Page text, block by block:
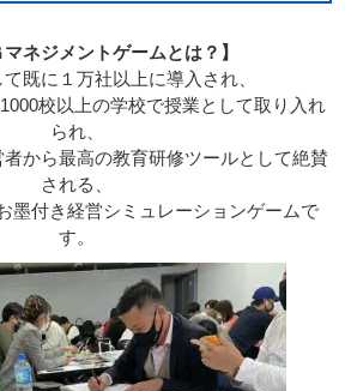
マネジメントゲームとは？】
既に１万社以上に導入され、
校以上の学校で授業として取り入れ
られ、
から最高の教育研修ツールとして絶賛
される、
墨付き経営シミュレーションゲームで
す。